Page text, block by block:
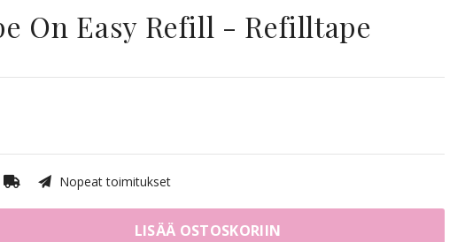
On Easy Refill - Refilltape
Nopeat toimitukset
LISÄÄ OSTOSKORIIN